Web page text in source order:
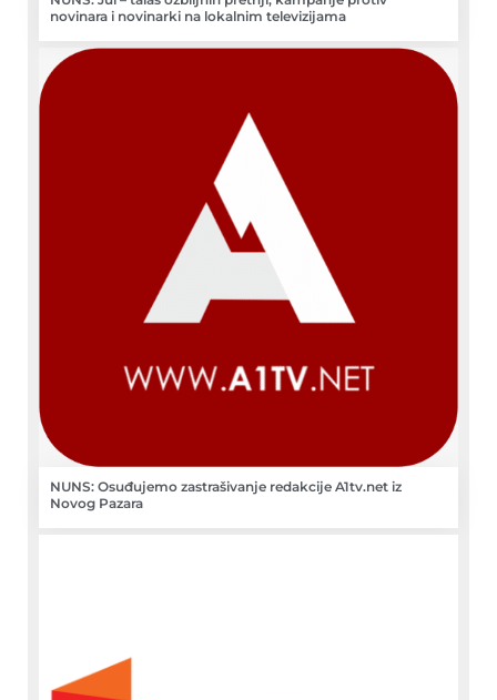
novinara i novinarki na lokalnim televizijama
NUNS: Osuđujemo zastrašivanje redakcije A1tv.net iz
Novog Pazara